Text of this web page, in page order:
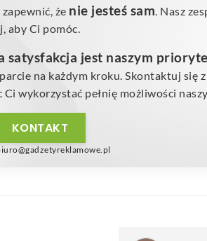
że nie jesteś sam. Nasz
aby Ci pomóc.
satysfakcja jest naszym
na każdym kroku. Skontaktuj się
wykorzystać pełnię możliwości
KONTAKT